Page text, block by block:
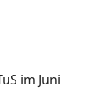
im Juni